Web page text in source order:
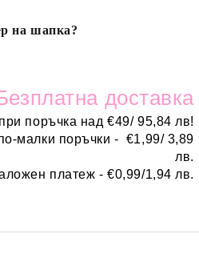
на шапка?
а доставка
поръчка над€49/ 95,84 лв!
малки поръчки - €1,99/ 3,89
лв.
платеж -€0,99/1,94 лв.